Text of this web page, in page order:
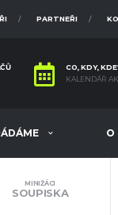
PARTNEŘI
CO, KDY,
KALENDÁŘ
O
MINIŽÁCI
SOUPISKA